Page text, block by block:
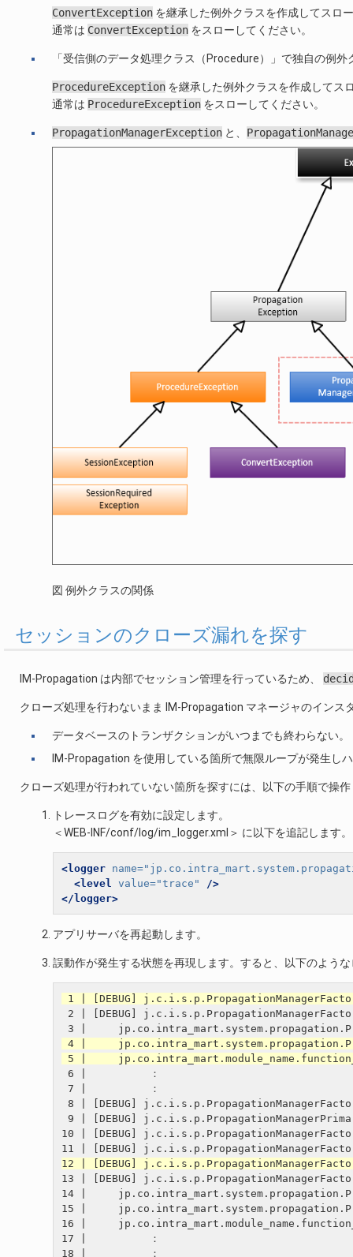
ConvertExceptionを継承した例外クラスを作成してスロ
通常は ConvertExceptionをスローしてください。
「受信側のデータ処理クラス（Procedure）」で独自の例
ProcedureExceptionを継承した例外クラスを作成してス
通常は ProcedureExceptionをスローしてください。
PropagationManagerExceptionと、
図 例外クラスの関係
セッションのクローズ漏れを探す
IM-Propagation は内部でセッション管理を行っているため、
クローズ処理を行わないまま IM-Propagation マネージャのイン
データベースのトランザクションがいつまでも終わらない。
IM-Propagation を使用している箇所で無限ループが発生し
クローズ処理が行われていない箇所を探すには、以下の手順で操
トレースログを有効に設定します。
＜WEB-INF/conf/log/im_logger.xml＞ に以下を追記します。
<logger name=
<level
value="trace"
/>
</logger>
アプリサーバを再起動します。
誤動作が発生する状態を再現します。すると、以下のよう
2 | [DEBUG]
6 |          ：
7 |          ：
8 | [DEBUG]
9 | [DEBUG]
10 | [DEBUG]
13 | [DEBUG]
14 |
15 |
16 |
17 |          ：